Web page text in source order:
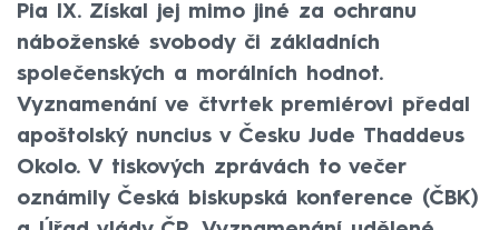
Pia IX. Získal jej mimo jiné za ochranu
náboženské svobody či základních
společenských a morálních hodnot.
Vyznamenání ve čtvrtek premiérovi předal
apoštolský nuncius v Česku Jude Thaddeus
Okolo. V tiskových zprávách to večer
oznámily Česká biskupská konference (ČBK)